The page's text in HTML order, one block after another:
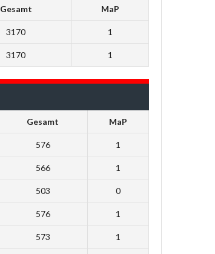
Gesamt MaP
3170 1
3170 1
Gesamt MaP
576 1
566 1
503 0
576 1
573 1